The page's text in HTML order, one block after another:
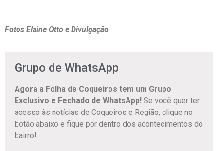
Fotos Elaine Otto e Divulgação
Grupo de WhatsApp
Agora a Folha de Coqueiros tem um Grupo
Exclusivo e Fechado de WhatsApp! Se você quer ter
acesso às notícias de Coqueiros e Região, clique no
botão abaixo e fique por dentro dos acontecimentos do
bairro!